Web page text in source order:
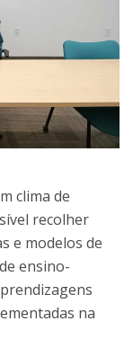
clima de
recolher
e modelos de
ensino-
na